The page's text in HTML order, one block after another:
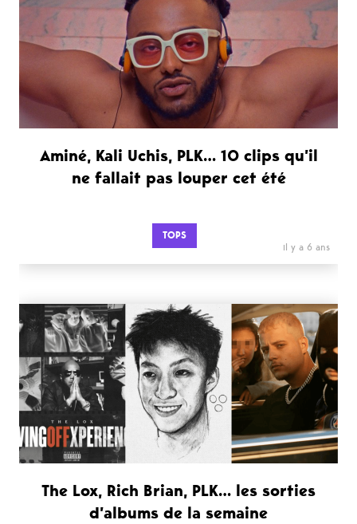
Aminé, Kali Uchis, PLK… 10 clips qu’il
ne fallait pas louper cet été
TOPS
il y a 6 ans
The Lox, Rich Brian, PLK… les sorties
d’albums de la semaine